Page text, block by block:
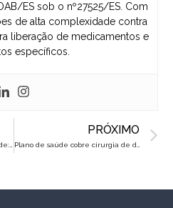
ES sob o nº27525/ES. Com
de alta complexidade contra
liberação de medicamentos e
específicos.
PRÓXIMO